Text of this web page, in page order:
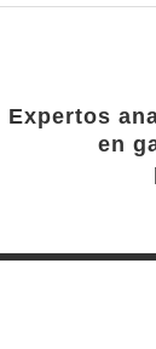
Expertos
en